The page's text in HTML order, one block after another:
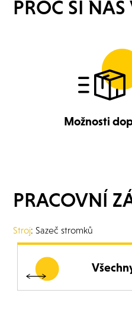
PROČ SI NÁS
Možnosti
PRACOVNÍ
Stroj: Sazeč stromků